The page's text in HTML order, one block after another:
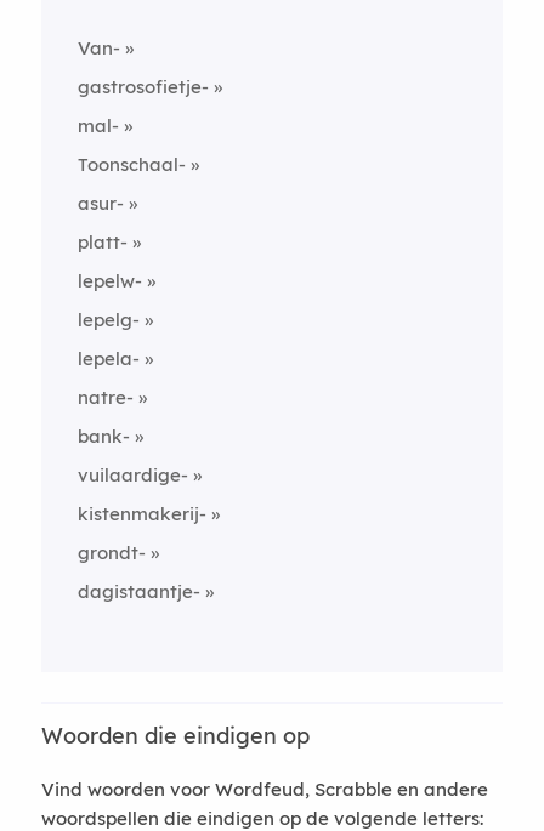
Van-
gastrosofietje-
mal-
Toonschaal-
asur-
platt-
lepelw-
lepelg-
lepela-
natre-
bank-
vuilaardige-
kistenmakerij-
grondt-
dagistaantje-
Woorden die eindigen op
Vind woorden voor Wordfeud, Scrabble en andere
woordspellen die eindigen op de volgende letters: